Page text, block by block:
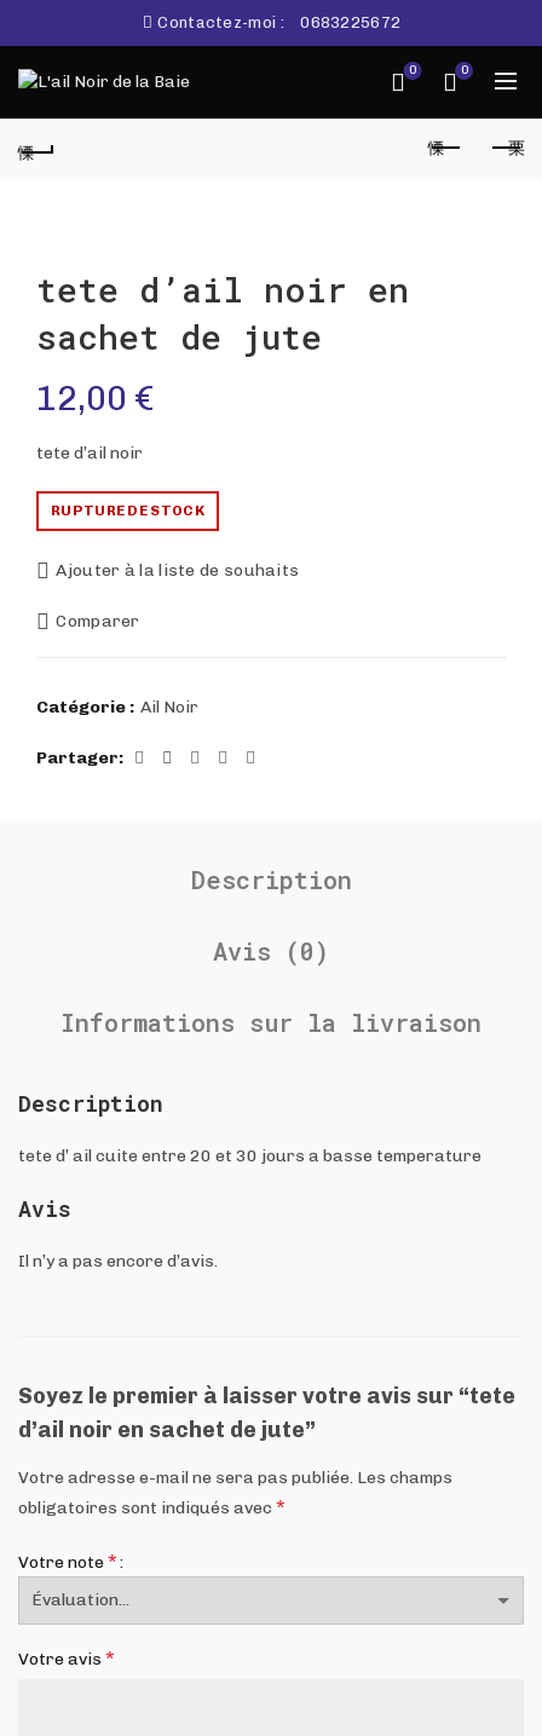
Contactez-moi : 0683225672
0 0
tete d’ail noir en
sachet de jute
12,00 €
tete d’ail noir
RUPTURE DE STOCK
Ajouter à la liste de souhaits
Comparer
Catégorie : Ail Noir
Partager
Description
Avis (0)
Informations sur la livraison
Description
tete d’ ail cuite entre 20 et 30 jours a basse temperature
Avis
Il n’y a pas encore d’avis.
Soyez le premier à laisser votre avis sur “tete
d’ail noir en sachet de jute”
Votre adresse e-mail ne sera pas publiée. Les champs
obligatoires sont indiqués avec *
Votre note*
Votre avis *